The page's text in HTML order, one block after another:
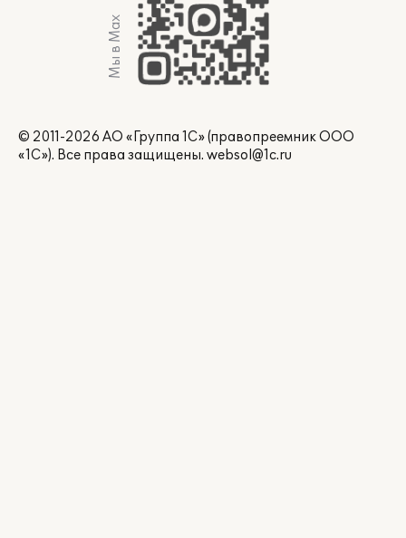
Мы в Max
© 2011-2026 АО «Группа 1С» (правопреемник ООО
«1С»). Все права защищены. websol@1c.ru